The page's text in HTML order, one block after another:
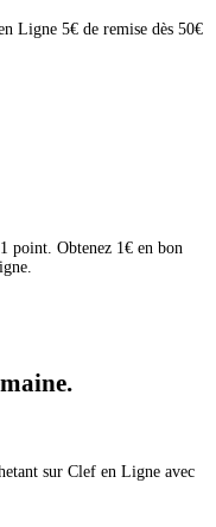
Ligne 5€ de remise dès 50€
point. Obtenez 1€ en bon
sur Clef en Ligne avec